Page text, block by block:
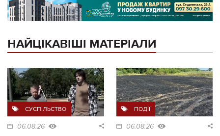
НАЙЦІКАВІШІ МАТЕРІАЛИ
СУСПІЛЬСТВО
06.08.26
ПОДІЇ
06.08.26